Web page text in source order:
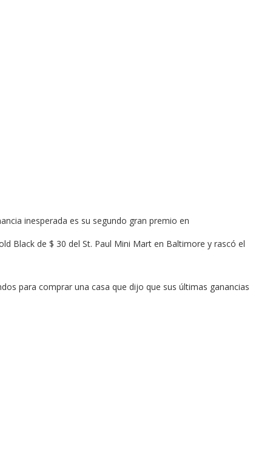
inesperada es su segundo gran premio en
Black de $ 30 del St. Paul Mini Mart en Baltimore y rascó el
para comprar una casa que dijo que sus últimas ganancias